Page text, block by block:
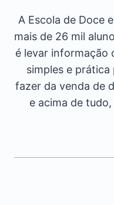
A Escola de Doce
mais de 26 mil
é levar informação
simples e prática
fazer da venda de
e acima de